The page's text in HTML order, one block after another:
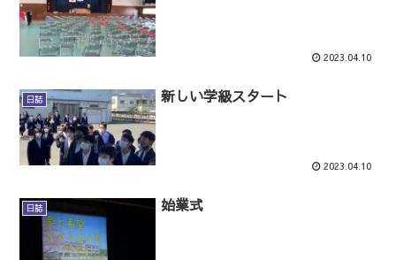
2023.04.10
日誌 新しい学級スタート
2023.04.10
日誌 始業式